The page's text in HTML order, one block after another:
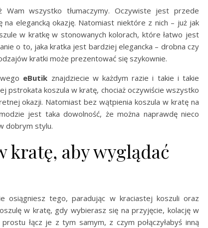
Wam wszystko tłumaczymy. Oczywiste jest przede
elegancką okazję. Natomiast niektóre z nich – już jak
w kratkę w stonowanych kolorach, które łatwo jest
o to, jaka kratka jest bardziej elegancka – drobna czy
kratki może prezentować się szykownie.
eButik znajdziecie w każdym razie i takie i takie
pstrokata koszula w kratę, chociaż oczywiście wszystko
okazji. Natomiast bez wątpienia koszula w kratę na
jest taka dowolność, że można naprawdę nieco
dobrym stylu.
kratę, aby wyglądać
osiągniesz tego, paradując w kraciastej koszuli oraz
w kratę, gdy wybierasz się na przyjęcie, kolację w
łącz je z tym samym, z czym połączyłabyś inną